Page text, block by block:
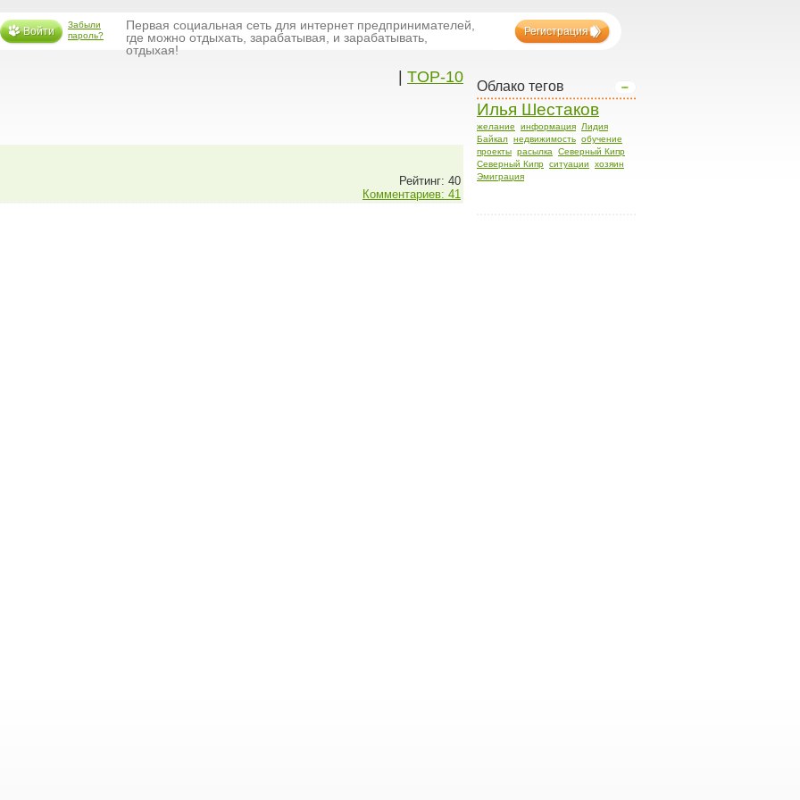
Войти
Забыли
пароль?
Первая социальная сеть для интернет предпринимателей,
где можно отдыхать, зарабатывая, и зарабатывать,
отдыхая!
Регистрация
Облако тегов
Илья Шестаков
желание информация
Лидия
Байкал недвижимость обучение
проекты расылка
Северный Кипр
Северный Кипр ситуации
хозяин
Эмиграция
TOP-10
Рейтинг: 40
Комментариев: 41